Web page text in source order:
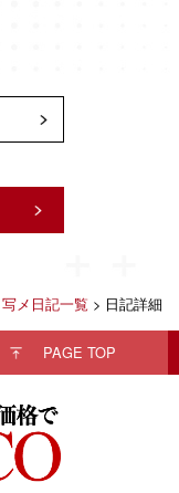
写メ日記一覧 > 日記詳細
PAGE TOP